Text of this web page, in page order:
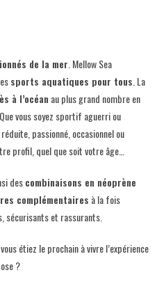
de la mer . Mellow Sea
sports aquatiques pour tous . La
à l’océan au plus grand nombre en
vous soyez sportif aguerri ou
passionné, occasionnel ou
profil, quel que soit votre âge…
descombinaisons en néoprène
complémentaires à la fois
sécurisants et rassurants.
étiez le prochain à vivre l’expérience
?